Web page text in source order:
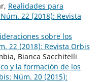
Realidades para
22 (2018): Revista
sobre los
22 (2018): Revista Orbis
Bianca Sacchitelli
y la formación de los
Núm. 20 (2015):